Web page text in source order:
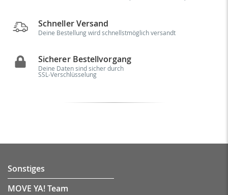
Schneller Versand
Deine Bestellung wird schnellstmöglich versandt
Sicherer Bestellvorgang
Deine Daten sind sicher durch
SSL-Verschlüsselung
Sonstiges
MOVE YA! Team